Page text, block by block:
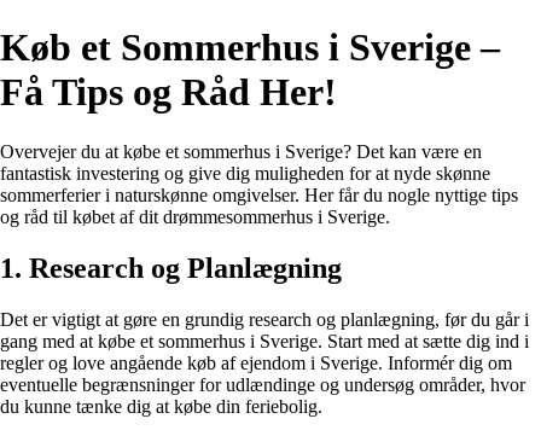
Køb et Sommerhus i Sverige –
Få Tips og Råd Her!
Overvejer du at købe et sommerhus i Sverige? Det kan være en
fantastisk investering og give dig muligheden for at nyde skønne
sommerferier i naturskønne omgivelser. Her får du nogle nyttige tips
og råd til købet af dit drømmesommerhus i Sverige.
1. Research og Planlægning
Det er vigtigt at gøre en grundig research og planlægning, før du går i
gang med at købe et sommerhus i Sverige. Start med at sætte dig ind i
regler og love angående køb af ejendom i Sverige. Informér dig om
eventuelle begrænsninger for udlændinge og undersøg områder, hvor
du kunne tænke dig at købe din feriebolig.